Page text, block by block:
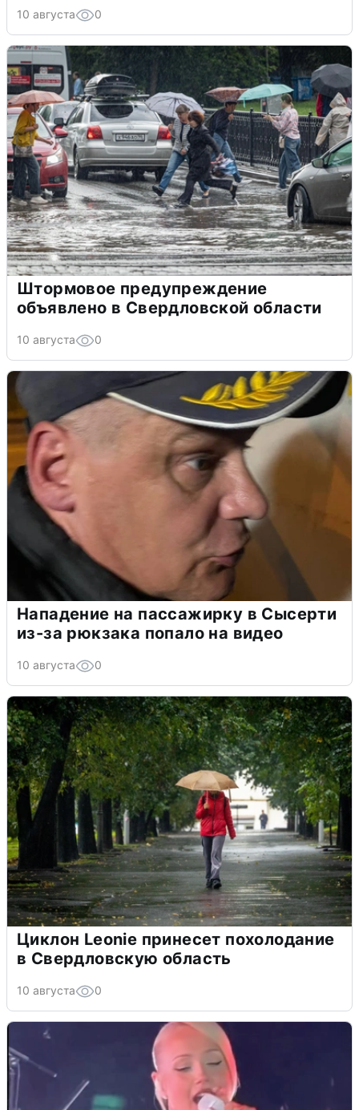
10 августа 0
Штормовое предупреждение
объявлено в Свердловской области
10 августа 0
Нападение на пассажирку в Сысерти
из-за рюкзака попало на видео
10 августа 0
Циклон Leonie принесет похолодание
в Свердловскую область
10 августа 0